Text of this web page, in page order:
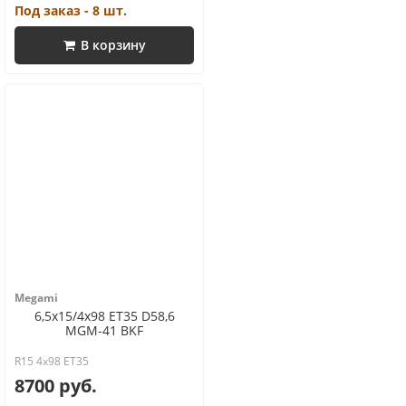
Под заказ - 8 шт.
В корзину
Megami
6,5x15/4x98 ET35 D58,6
MGM-41 BKF
R15 4x98 ET35
8700 руб.